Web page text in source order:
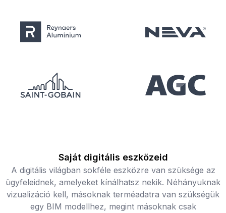
Saját digitális eszközeid
A digitális világban sokféle eszközre van szüksége az
ügyfeleidnek, amelyeket kínálhatsz nekik. Néhányuknak
vizualizáció kell, másoknak terméadatra van szükségük
egy BIM modellhez, megint másoknak csak